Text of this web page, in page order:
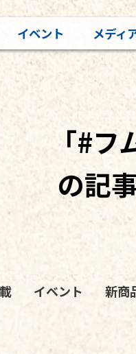
イベント メディ
「#フ
の記
イベント 新商